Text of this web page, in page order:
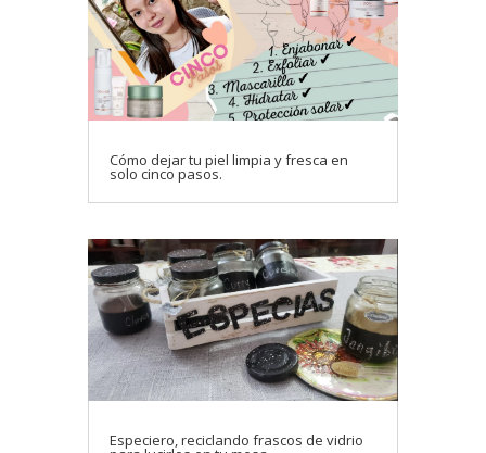
Cómo dejar tu piel limpia y fresca en
solo cinco pasos.
Especiero, reciclando frascos de vidrio